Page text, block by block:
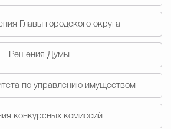
Общественная
Градостроительство и
Главы городского округа
Решения Думы
по управлению имуществом
конкурсных комиссий